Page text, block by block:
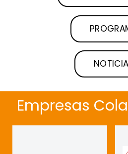
Empresas